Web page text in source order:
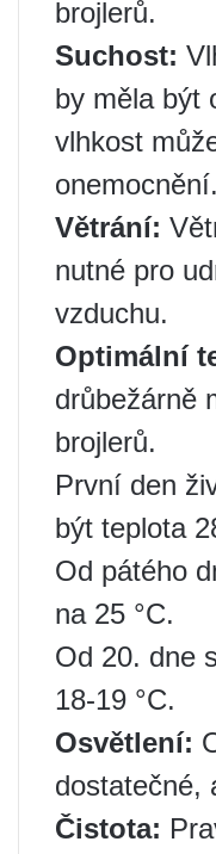
brojlerů. ️
Suchost:
by měla být
vlhkost
onemocnění.
Větrání:
nutné pro
vzduchu.
Optimální
drůbežárně
brojlerů. ️
První den
být teplota
Od pátého
na 25 °C.
Od 20. dne
18-19 °C.
Osvětlení:
dostatečné,
Čistota: